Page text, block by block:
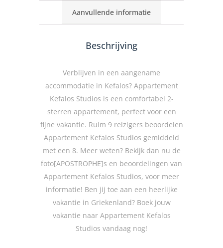
Aanvullende informatie
Beschrijving
Verblijven in een aangename
accommodatie in Kefalos? Appartement
Kefalos Studios is een comfortabel 2-
sterren appartement, perfect voor een
fijne vakantie. Ruim 9 reizigers beoordelen
Appartement Kefalos Studios gemiddeld
met een 8. Meer weten? Bekijk dan nu de
foto[APOSTROPHE]s en beoordelingen van
Appartement Kefalos Studios, voor meer
informatie! Ben jij toe aan een heerlijke
vakantie in Griekenland? Boek jouw
vakantie naar Appartement Kefalos
Studios vandaag nog!